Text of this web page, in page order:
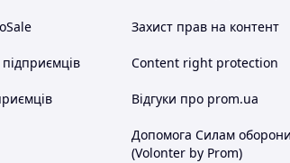
Захист прав на контент
Content right protection
Відгуки про prom.ua
Допомога Силам оборони
(Volonter by Prom)